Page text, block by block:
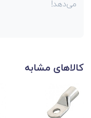
می‌دهد!
کالاهای مشابه